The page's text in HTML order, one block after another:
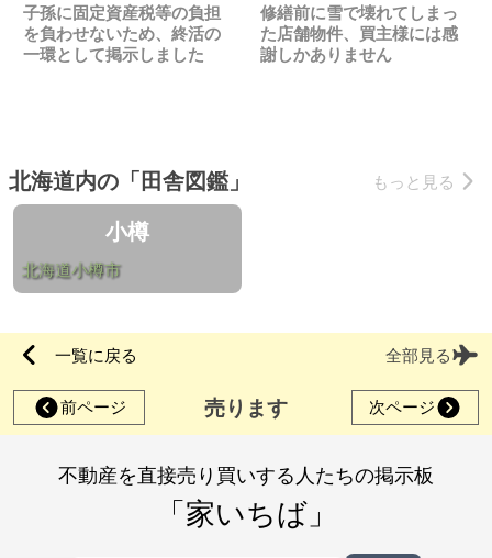
子孫に固定資産税等の負担
を負わせないため、終活の
一環として掲示しました
修繕前に雪で壊れてしまっ
た店舗物件、買主様には感
謝しかありません
北海道内の「田舎図鑑」 もっと見る
小樽
北海道小樽市
一覧に戻る 全部見る
前ページ 売ります 次ページ
不動産を直接売り買いする人たちの掲示板
「家いちば」